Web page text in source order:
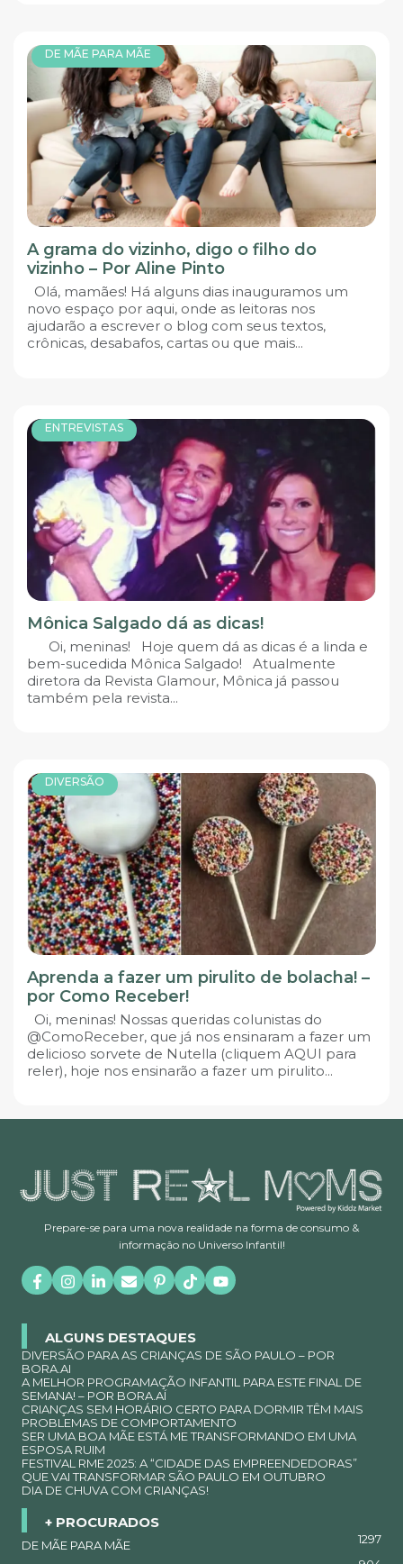
DE MÃE PARA MÃE
A grama do vizinho, digo o filho do
vizinho – Por Aline Pinto
Olá, mamães! Há alguns dias inauguramos um
novo espaço por aqui, onde as leitoras nos
ajudarão a escrever o blog com seus textos,
crônicas, desabafos, cartas ou que mais...
ENTREVISTAS
Mônica Salgado dá as dicas!
Oi, meninas! Hoje quem dá as dicas é a linda e
bem-sucedida Mônica Salgado! Atualmente
diretora da Revista Glamour, Mônica já passou
também pela revista...
DIVERSÃO
Aprenda a fazer um pirulito de bolacha! –
por Como Receber!
Oi, meninas! Nossas queridas colunistas do
@ComoReceber, que já nos ensinaram a fazer um
delicioso sorvete de Nutella (cliquem AQUI para
reler), hoje nos ensinarão a fazer um pirulito...
Prepare-se para uma nova realidade na forma de consumo &
informação no Universo Infantil!
ALGUNS DESTAQUES
DIVERSÃO PARA AS CRIANÇAS DE SÃO PAULO – POR
BORA.AI
A MELHOR PROGRAMAÇÃO INFANTIL PARA ESTE FINAL DE
SEMANA! – POR BORA.AÍ
CRIANÇAS SEM HORÁRIO CERTO PARA DORMIR TÊM MAIS
PROBLEMAS DE COMPORTAMENTO
SER UMA BOA MÃE ESTÁ ME TRANSFORMANDO EM UMA
ESPOSA RUIM
FESTIVAL RME 2025: A “CIDADE DAS EMPREENDEDORAS”
QUE VAI TRANSFORMAR SÃO PAULO EM OUTUBRO
DIA DE CHUVA COM CRIANÇAS!
+ PROCURADOS
DE MÃE PARA MÃE 1297